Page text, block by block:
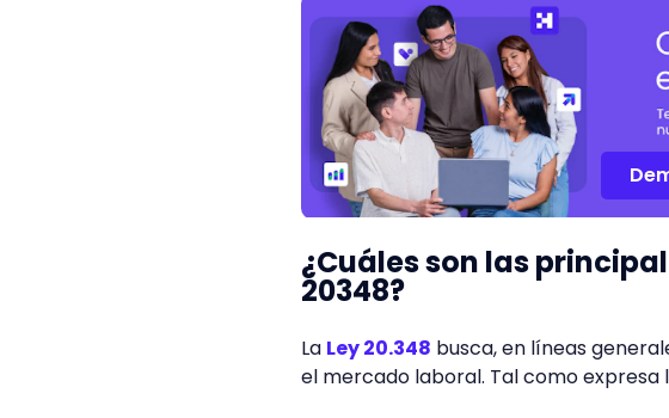
¿Cuáles son las
20348?
La Ley 20.348 busca, en líneas
el mercado laboral. Tal como expresa